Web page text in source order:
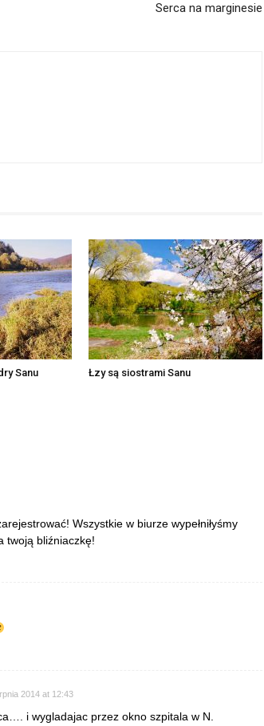
Serca na marginesie
Sanu Łzy są siostrami Sanu
Wszystkie w biurze wypełniłyśmy
twoją bliźniaczkę!
2014 at 12:43
i wygladajac przez okno szpitala w N.